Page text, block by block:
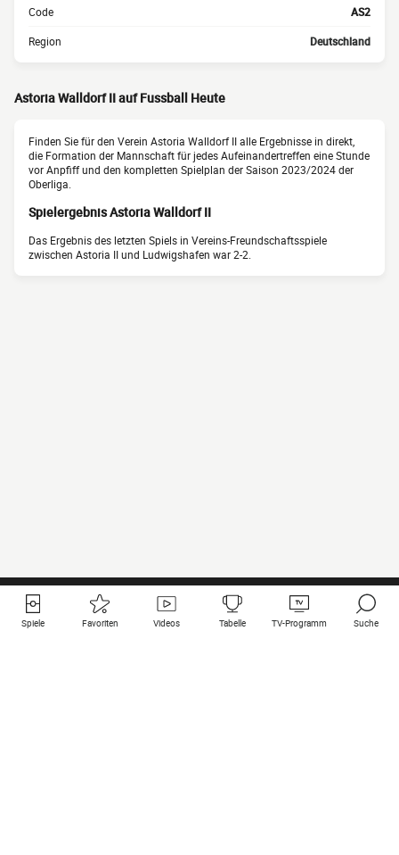
Code AS2
Region Deutschland
Astoria Walldorf II auf Fussball Heute
Finden Sie für den Verein Astoria Walldorf II alle Ergebnisse in direkt,
die Formation der Mannschaft für jedes Aufeinandertreffen eine Stunde
vor Anpfiff und den kompletten Spielplan der Saison 2023/2024 der
Oberliga.
Spielergebnis Astoria Walldorf II
Das Ergebnis des letzten Spiels in Vereins-Freundschaftsspiele
zwischen Astoria II und Ludwigshafen war 2-2.
Spiele Favoriten Videos Tabelle TV-Programm Suche